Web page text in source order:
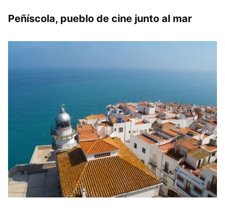
Peñíscola, pueblo de cine junto al mar